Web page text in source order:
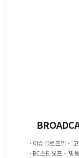
· 이슈클로즈업 - '
· BC스핀오프 - '방